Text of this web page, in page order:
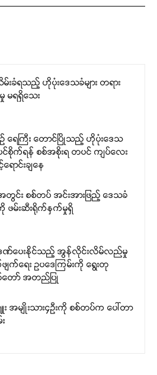
မ်းခံရသည့် ဟိုပုံးဒေသခံများ တရား
မရရှိသေး
ရေကြီး တောင်ပြိုသည့် ဟိုပုံးဒေသ
စိုက်ရန် စစ်အစိုးရ တပင် ကျပ်လေး
ရောင်းချနေ
တွင်း စစ်တပ် အင်းအားဖြည့် ဒေသခံ
ကို ဖမ်းဆီးရိုက်နှက်မှုရှိ
ဏ်ပေးနိုင်သည့် အွန်လိုင်းလိမ်လည်မှု
က်ရေး ဥပဒေကြမ်းကို ရွေးတု
ော် အတည်ပြု
း အမျိုးသား၄ဉီးကို စစ်တပ်က ပေါ်တာ